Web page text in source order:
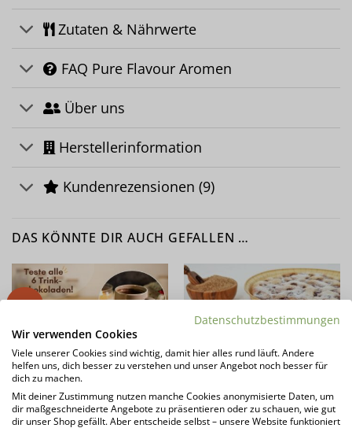
Zutaten & Nährwerte
FAQ Pure Flavour Aromen
Über uns
Herstellerinformation
Kundenrezensionen (9)
DAS KÖNNTE DIR AUCH GEFALLEN …
-10%
Datenschutzbestimmungen
Wir verwenden Cookies
Viele unserer Cookies sind wichtig, damit hier alles rund läuft. Andere
helfen uns, dich besser zu verstehen und unser Angebot noch besser für
dich zu machen.
Mit deiner Zustimmung nutzen manche Cookies anonymisierte Daten, um
dir maßgeschneiderte Angebote zu präsentieren oder zu schauen, wie gut
dir unser Shop gefällt. Aber entscheide selbst – unsere Website funktioniert